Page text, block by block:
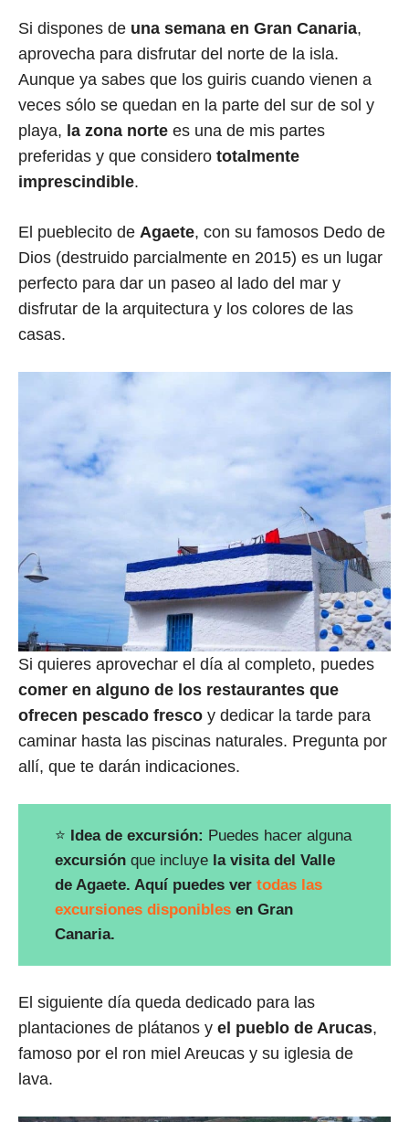
Si dispones de una semana en Gran Canaria,
aprovecha para disfrutar del norte de la isla.
Aunque ya sabes que los guiris cuando vienen a
veces sólo se quedan en la parte del sur de sol y
playa, la zona norte es una de mis partes
preferidas y que considero totalmente
imprescindible.
El pueblecito de Agaete, con su famosos Dedo de
Dios (destruido parcialmente en 2015) es un lugar
perfecto para dar un paseo al lado del mar y
disfrutar de la arquitectura y los colores de las
casas.
Si quieres aprovechar el día al completo, puedes
comer en alguno de los restaurantes que
ofrecen pescado fresco y dedicar la tarde para
caminar hasta las piscinas naturales. Pregunta por
allí, que te darán indicaciones.
⭐ Idea de excursión: Puedes hacer alguna
excursión que incluye la visita del Valle
de Agaete. Aquí puedes vertodas las
excursiones disponibles en Gran
Canaria.
El siguiente día queda dedicado para las
plantaciones de plátanos y el pueblo de Arucas,
famoso por el ron miel Areucas y su iglesia de
lava.